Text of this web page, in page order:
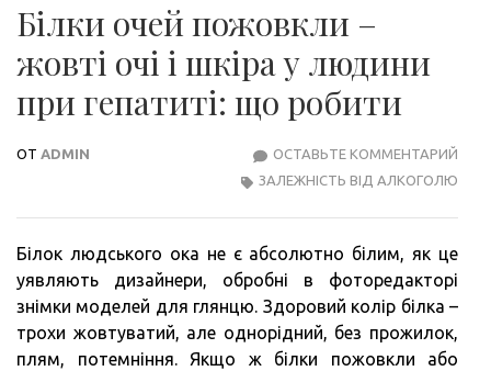
Білки очей пожовкли –
жовті очі і шкіра у людини
при гепатиті: що робити
ОТ ADMIN ОСТАВЬТЕ КОММЕНТАРИЙ
ЗАЛЕЖНІСТЬ ВІД АЛКОГОЛЮ
Білок людського ока не є абсолютно білим, як це
уявляють дизайнери, обробні в фоторедакторі
знімки моделей для глянцю. Здоровий колір білка –
трохи жовтуватий, але однорідний, без прожилок,
плям, потемніння. Якщо ж білки пожовкли або